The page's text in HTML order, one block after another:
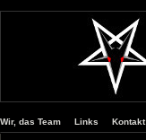
Wir, das Team Links Kontakt